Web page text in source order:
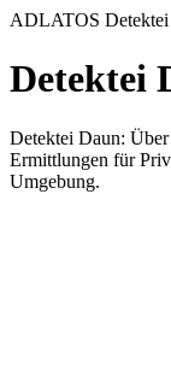
ADLATOS
Detektei
Detektei Daun: Über
Ermittlungen für
Umgebung.